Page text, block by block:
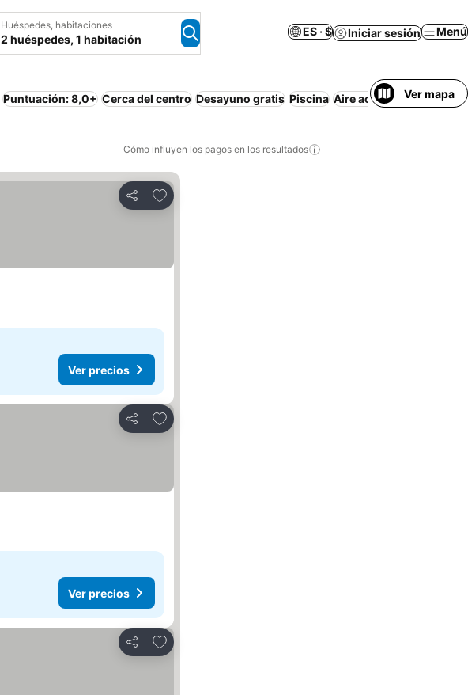
Huéspedes, habitaciones
2 huéspedes, 1 habitación
ES · $ Iniciar sesión Menú
Puntuación: 8,0+ Cerca del centro Desayuno gratis Piscina Aire acondicionado
Ver mapa
Cómo influyen los pagos en los resultados
Compartir
Añadir a favoritos
Ver precios
Compartir
Añadir a favoritos
Ver precios
Compartir
Añadir a favoritos